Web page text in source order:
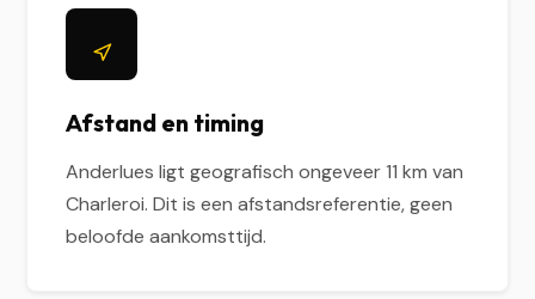
Afstand en timing
Anderlues ligt geografisch ongeveer 11 km van
Charleroi. Dit is een afstandsreferentie, geen
beloofde aankomsttijd.